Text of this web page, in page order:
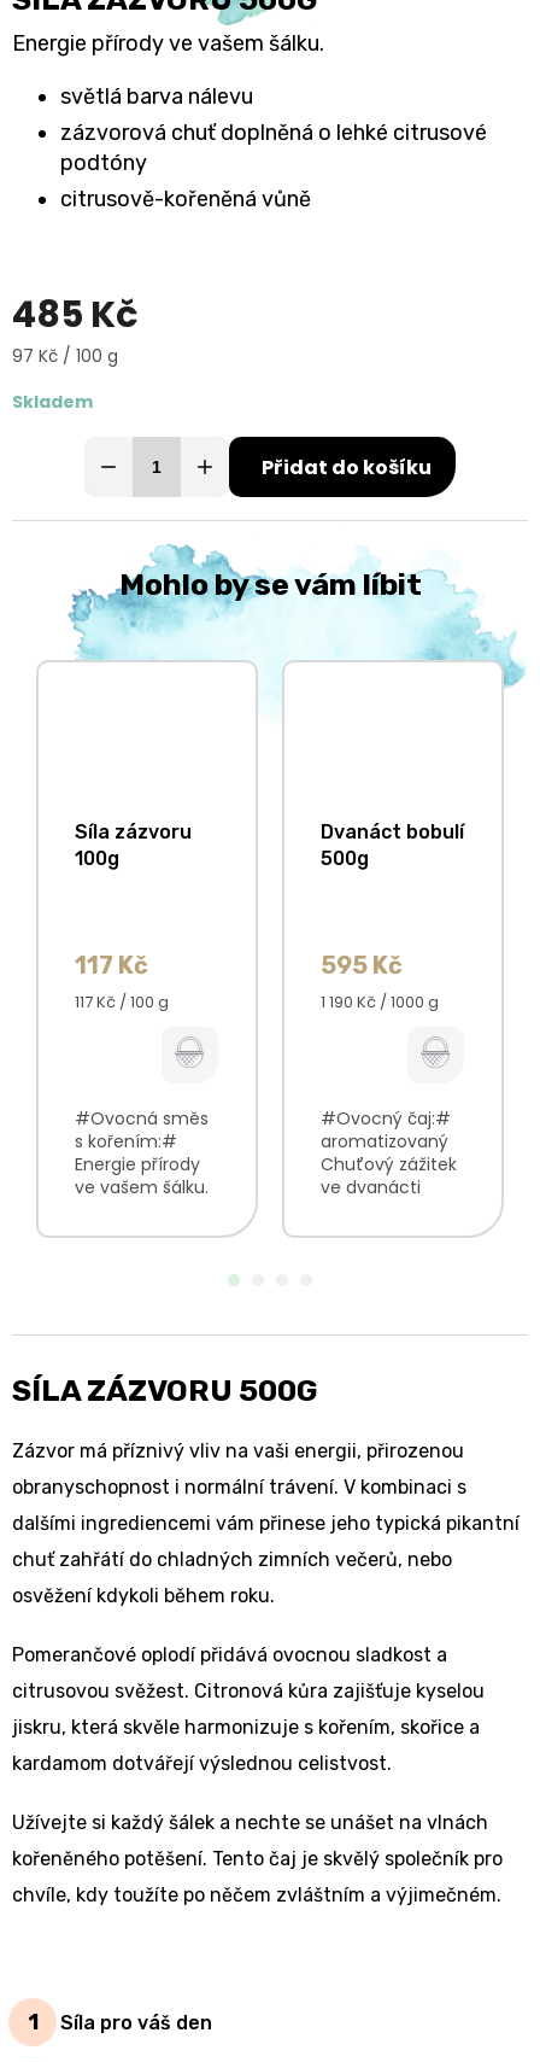
Energie přírody ve vašem šálku.
světlá barva nálevu
zázvorová chuť doplněná o lehké citrusové
podtóny
citrusově-kořeněná vůně
485 Kč
Měrná
97 Kč / 100 g
Skladem
Přidat do košíku
Mohlo by se vám líbit
Síla zázvoru
100g
117 Kč
Měrná
117 Kč / 100 g
#Ovocná směs
s kořením:#
Energie přírody
ve vašem šálku.
nálevu
kořeněná vůně
V...
Dvanáct bobulí
500g
595 Kč
Měrná
1 190 Kč / 1000 g
#Ovocný čaj:#
aromatizovaný
Chuťový zážitek
ve dvanácti
bobulí! směs
SÍLA ZÁZVORU 500G
Zázvor má příznivý vliv na vaši energii, přirozenou
obranyschopnost i normální trávení. V kombinaci s
dalšími ingrediencemi vám přinese jeho typická pikantní
chuť zahřátí do chladných zimních večerů, nebo
osvěžení kdykoli během roku.
Pomerančové oplodí přidává ovocnou sladkost a
citrusovou svěžest. Citronová kůra zajišťuje kyselou
jiskru, která skvěle harmonizuje s kořením, skořice a
kardamom dotvářejí výslednou celistvost.
Užívejte si každý šálek a nechte se unášet na vlnách
kořeněného potěšení. Tento čaj je skvělý společník pro
chvíle, kdy toužíte po něčem zvláštním a výjimečném.
Síla pro váš den